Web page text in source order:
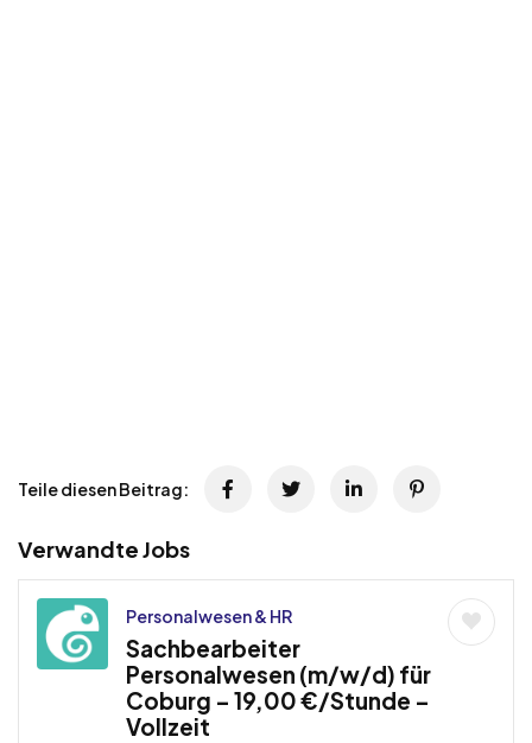
Teile diesen Beitrag:
Verwandte Jobs
Personalwesen & HR
Sachbearbeiter
Personalwesen (m/w/d) für
Coburg – 19,00 €/Stunde –
Vollzeit